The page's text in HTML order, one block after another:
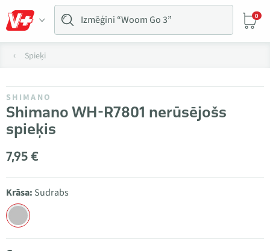
0
Spieķi
SHIMANO
Shimano WH-R7801 nerūsējošs
spieķis
7,95 €
Krāsa: Sudrabs